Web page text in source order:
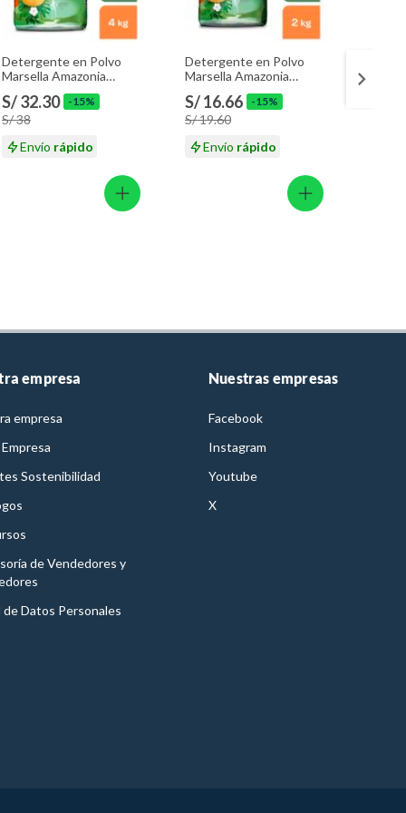
Detergente en Polvo
Marsella Amazonia
Tropical Bolsa 4 Kg
S/ 32.30 -15%
S/ 38
Envío rápido
Detergente en Polvo
Marsella Amazonia
Tropical Bolsa 2 Kg
S/ 16.66 -15%
S/ 19.60
Envío rápido
empresa
empresa
Sostenibilidad
de Vendedores y
Datos Personales
Nuestras empresas
Facebook
Instagram
Youtube
X